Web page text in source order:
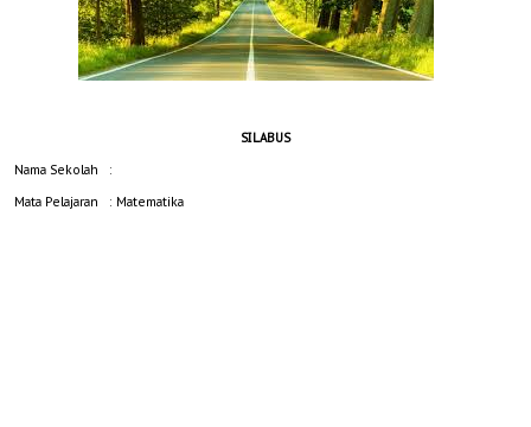
SILABUS
Nama Sekolah :
Mata Pelajaran : Matematika